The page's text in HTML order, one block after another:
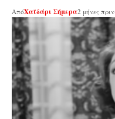
ΑπόΧαϊδάρι Σήμερα2 μήνες πριν